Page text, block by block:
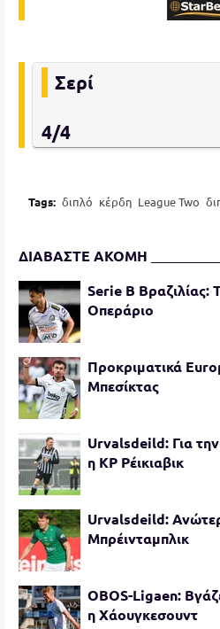
Σερί
4/4
Tags: διπλό κέρδη League Two
ΔΙΑΒΑΣΤΕ ΑΚΟΜΗ
Serie B Βραζιλίας:
Οπεράριο
Προκριματικά
Μπεσίκτας
Urvalsdeild: Για την
η ΚΡ Ρέικιαβικ
Urvalsdeild:
Μπρέινταμπλικ
OBOS-Ligaen:
η Χάουγκεσουντ